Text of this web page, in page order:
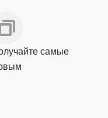
самые